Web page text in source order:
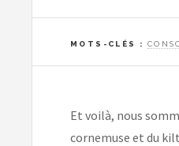
MOTS-CLÉS :
Et voilà, nous
cornemuse et du